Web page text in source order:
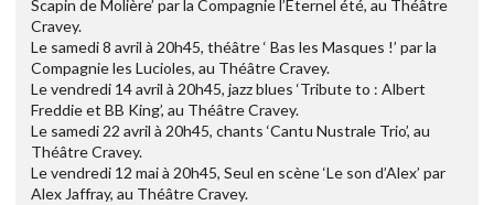
Scapin de Molière’ par la Compagnie l’Eternel été, au Théâtre
Cravey.
Le samedi 8 avril à 20h45, théâtre ‘ Bas les Masques !’ par la
Compagnie les Lucioles, au Théâtre Cravey.
Le vendredi 14 avril à 20h45, jazz blues ‘Tribute to : Albert
Freddie et BB King’, au Théâtre Cravey.
Le samedi 22 avril à 20h45, chants ‘Cantu Nustrale Trio’, au
Théâtre Cravey.
Le vendredi 12 mai à 20h45, Seul en scène ‘Le son d’Alex’ par
Alex Jaffray, au Théâtre Cravey.